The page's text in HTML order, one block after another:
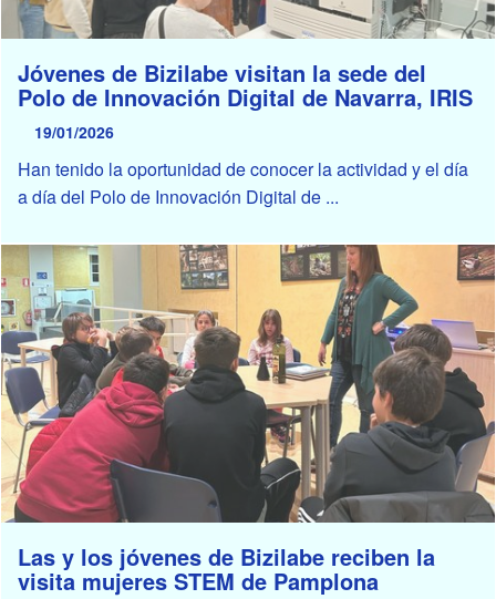
Jóvenes de Bizilabe visitan la sede del
Polo de Innovación Digital de Navarra, IRIS
19/01/2026
Han tenido la oportunidad de conocer la actividad y el día
a día del Polo de Innovación Digital de ...
Las y los jóvenes de Bizilabe reciben la
visita mujeres STEM de Pamplona